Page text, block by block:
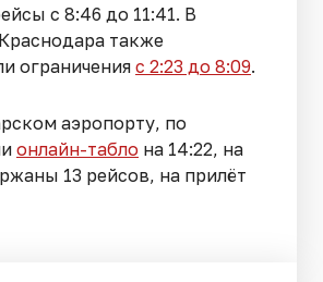
с 8:46 до 11:41. В
также
ограничения с 2:23 до 8:09.
аэропорту, по
онлайн-табло на 14:22, на
13 рейсов, на прилёт